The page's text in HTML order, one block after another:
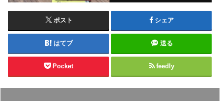
ポスト シェア
はてブ 送る
Pocket feedly